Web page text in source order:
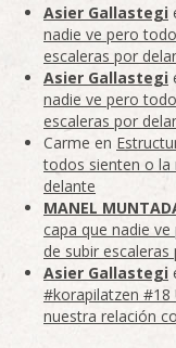
Asier Gallastegi
nadie ve pero
escaleras por
Asier Gallastegi
nadie ve pero
escaleras por
Carme en
todos sienten o la
delante
MANEL
capa que nadie
de subir escaleras
Asier Gallastegi
#korapilatzen #18
nuestra relación